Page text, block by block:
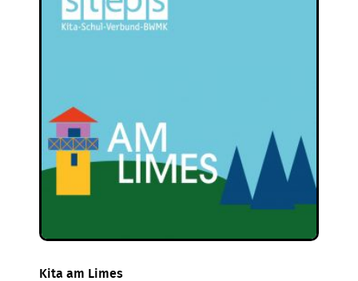
Kita am Limes